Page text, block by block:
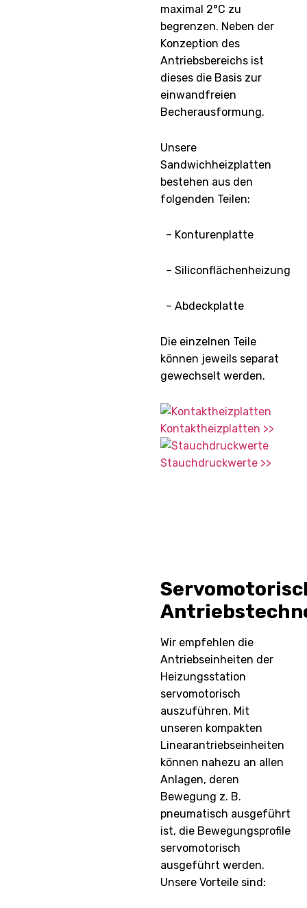
maximal 2°C zu
begrenzen. Neben der
Konzeption des
Antriebsbereichs ist
dieses die Basis zur
einwandfreien
Becherausformung.
Unsere
Sandwichheizplatten
bestehen aus den
folgenden Teilen:
– Konturenplatte
– Siliconflächenheizung
– Abdeckplatte
Die einzelnen Teile
können jeweils separat
gewechselt werden.
Kontaktheizplatten >>
Stauchdruckwerte >>
Wir empfehlen die
Antriebseinheiten der
Heizungsstation
servomotorisch
auszuführen. Mit
unseren kompakten
Linearantriebseinheiten
können nahezu an allen
Anlagen, deren
Bewegung z. B.
pneumatisch ausgeführt
ist, die Bewegungsprofile
servomotorisch
ausgeführt werden.
Unsere Vorteile sind: